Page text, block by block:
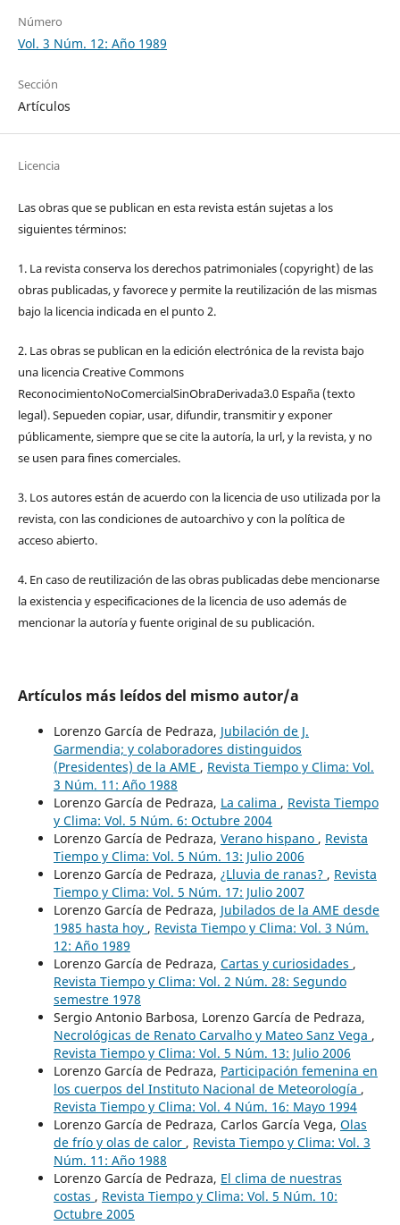
Número
Vol. 3 Núm. 12: Año 1989
Sección
Artículos
Licencia
Las obras que se publican en esta revista están sujetas a los
siguientes términos:
1. La revista conserva los derechos patrimoniales (copyright) de las
obras publicadas, y favorece y permite la reutilización de las mismas
bajo la licencia indicada en el punto 2.
2. Las obras se publican en la edición electrónica de la revista bajo
una licencia Creative Commons
ReconocimientoNoComercialSinObraDerivada3.0 España (texto
legal). Sepueden copiar, usar, difundir, transmitir y exponer
públicamente, siempre que se cite la autoría, la url, y la revista, y no
se usen para fines comerciales.
3. Los autores están de acuerdo con la licencia de uso utilizada por la
revista, con las condiciones de autoarchivo y con la política de
acceso abierto.
4. En caso de reutilización de las obras publicadas debe mencionarse
la existencia y especificaciones de la licencia de uso además de
mencionar la autoría y fuente original de su publicación.
Artículos más leídos del mismo autor/a
Lorenzo García de Pedraza, Jubilación de J.
Garmendia; y colaboradores distinguidos
(Presidentes) de la AME , Revista Tiempo y Clima: Vol.
3 Núm. 11: Año 1988
Lorenzo García de Pedraza, La calima , Revista Tiempo
y Clima: Vol. 5 Núm. 6: Octubre 2004
Lorenzo García de Pedraza, Verano hispano , Revista
Tiempo y Clima: Vol. 5 Núm. 13: Julio 2006
Lorenzo García de Pedraza, ¿Lluvia de ranas? , Revista
Tiempo y Clima: Vol. 5 Núm. 17: Julio 2007
Lorenzo García de Pedraza, Jubilados de la AME desde
1985 hasta hoy , Revista Tiempo y Clima: Vol. 3 Núm.
12: Año 1989
Lorenzo García de Pedraza, Cartas y curiosidades ,
Revista Tiempo y Clima: Vol. 2 Núm. 28: Segundo
semestre 1978
Sergio Antonio Barbosa, Lorenzo García de Pedraza,
Necrológicas de Renato Carvalho y Mateo Sanz Vega ,
Revista Tiempo y Clima: Vol. 5 Núm. 13: Julio 2006
Lorenzo García de Pedraza, Participación femenina en
los cuerpos del Instituto Nacional de Meteorología ,
Revista Tiempo y Clima: Vol. 4 Núm. 16: Mayo 1994
Lorenzo García de Pedraza, Carlos García Vega, Olas
de frío y olas de calor , Revista Tiempo y Clima: Vol. 3
Núm. 11: Año 1988
Lorenzo García de Pedraza, El clima de nuestras
costas , Revista Tiempo y Clima: Vol. 5 Núm. 10:
Octubre 2005